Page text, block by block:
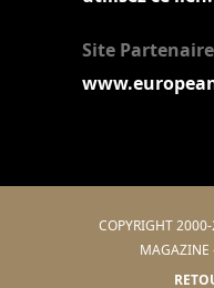
Site
COPYRIGHT 2000-
MAGAZINE